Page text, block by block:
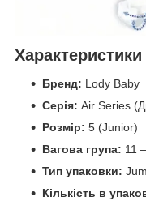
Характеристики
Бренд: Lody Baby
Серія: Air Series
Розмір: 5 (Junior)
Вагова група: 11
Тип упаковки:
Кількість в